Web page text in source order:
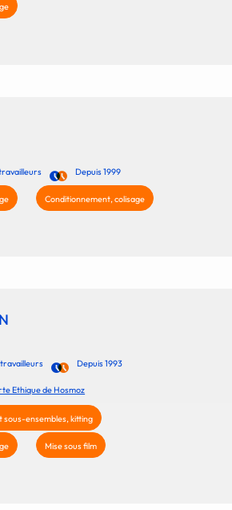
Depuis 1999
Conditionnement, colisage
travailleurs Depuis 1993
Ethique de Hosmoz
sous-ensembles, kitting
Mise sous film